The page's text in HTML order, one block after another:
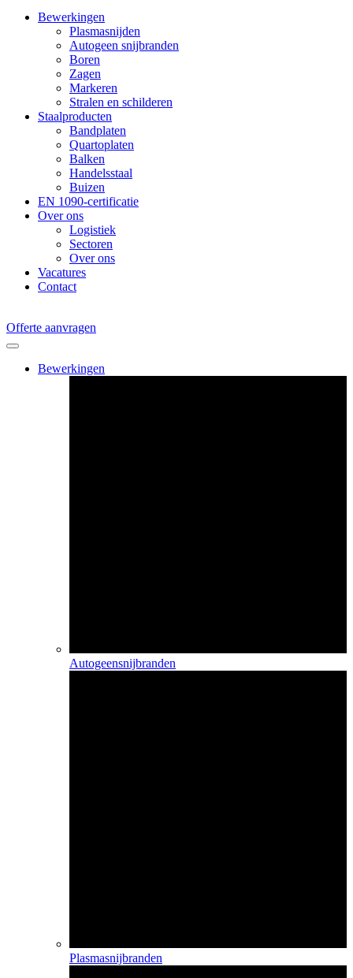
Bewerkingen
Plasmasnijden
Autogeen snijbranden
Boren
Zagen
Markeren
Stralen en schilderen
Staalproducten
Bandplaten
Quartoplaten
Balken
Handelsstaal
Buizen
EN 1090-certificatie
Over ons
Logistiek
Sectoren
Over ons
Vacatures
Contact
Offerte aanvragen
Bewerkingen
Autogeensnijbranden
Plasmasnijbranden